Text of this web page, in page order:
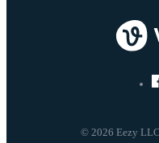
© 2026 Eezy